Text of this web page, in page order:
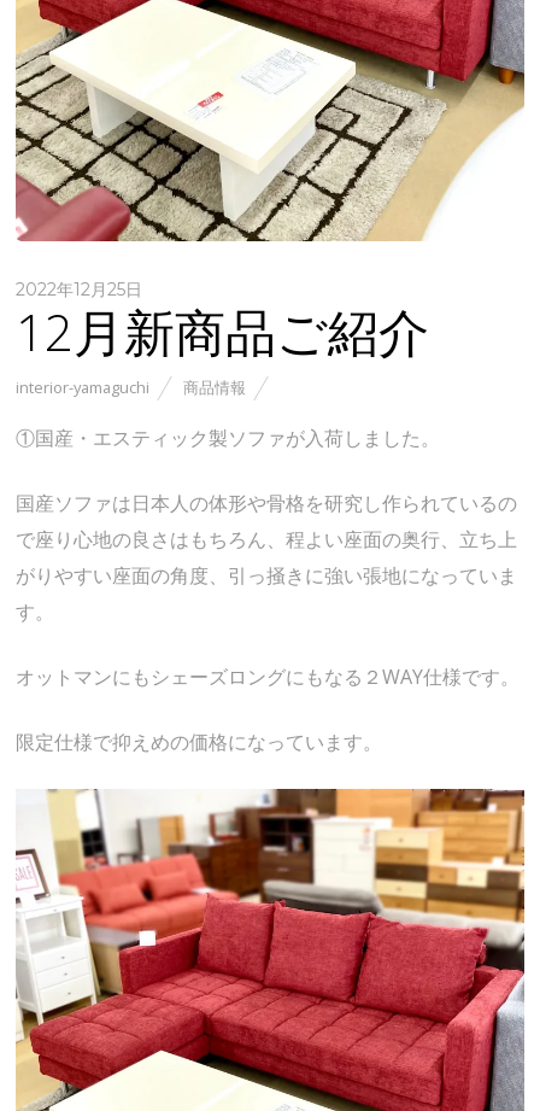
2022年12月25日
12月新商品ご紹介
interior-yamaguchi 商品情報
①国産・エスティック製ソファが入荷しました。
国産ソファは日本人の体形や骨格を研究し作られているの
で座り心地の良さはもちろん、程よい座面の奥行、立ち上
がりやすい座面の角度、引っ掻きに強い張地になっていま
す。
オットマンにもシェーズロングにもなる２WAY仕様です。
限定仕様で抑えめの価格になっています。